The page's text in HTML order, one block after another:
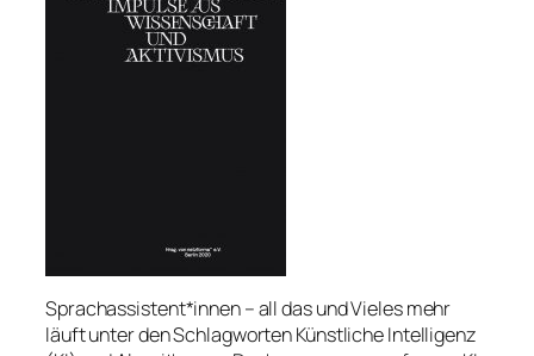
Sprachassistent*innen – all das und Vieles mehr
läuft unter den Schlagworten Künstliche Intelligenz